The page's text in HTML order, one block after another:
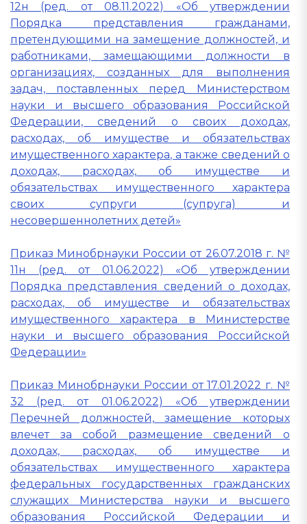
12н (ред. от 08.11.2022) «Об утверждении
Порядка представления гражданами,
претендующими на замещение должностей, и
работниками, замещающими должности в
организациях, созданных для выполнения
задач, поставленных перед Министерством
науки и высшего образования Российской
Федерации, сведений о своих доходах,
расходах, об имуществе и обязательствах
имущественного характера, а также сведений о
доходах, расходах, об имуществе и
обязательствах имущественного характера
своих супруги (супруга) и
несовершеннолетних детей»
Приказ Минобрнауки России от 26.07.2018 г. №
11н (ред. от 01.06.2022) «Об утверждении
Порядка представления сведений о доходах,
расходах, об имуществе и обязательствах
имущественного характера в Министерстве
науки и высшего образования Российской
Федерации»
Приказ Минобрнауки России от 17.01.2022 г. №
32 (ред. от 01.06.2022) «Об утверждении
Перечней должностей, замещение которых
влечет за собой размещение сведений о
доходах, расходах, об имуществе и
обязательствах имущественного характера
федеральных государственных гражданских
служащих Министерства науки и высшего
образования Российской Федерации и